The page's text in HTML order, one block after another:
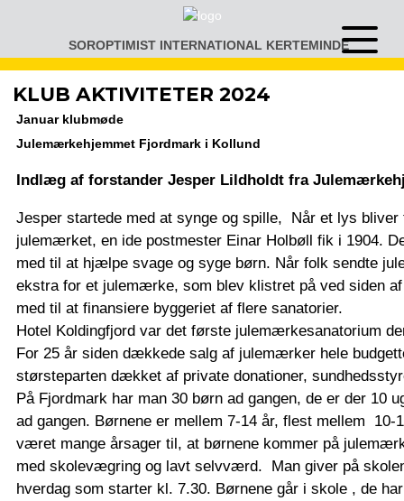
SOROPTIMIST INTERNATIONAL KERTEMINDEÅben
eller
luk
KLUB AKTIVITETER 2024
Januar klubmøde
Julemærkehjemmet Fjordmark i Kollund
Indlæg af forstander Jesper Lildholdt fra
Jesper startede med at synge og spille, Når et lys
julemærket, en ide postmester Einar Holbøll fik i 1904.
med til at hjælpe svage og syge børn. Når folk sendte
ekstra for et julemærke, som blev klistret på ved siden
med til at finansiere byggeriet af flere sanatorier.
Hotel Koldingfjord var det første julemærkesanatorium
For 25 år siden dækkede salg af julemærker hele
størsteparten dækket af private donationer,
På Fjordmark har man 30 børn ad gangen, de er der 10
ad gangen. Børnene er mellem 7-14 år, flest mellem 10-
været mange årsager til, at børnene kommer på
med skolevægring og lavt selvværd. Man giver på
hverdag som starter kl. 7.30. Børnene går i skole , de